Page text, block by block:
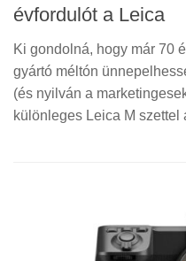
évfordulót a Leica
Ki gondolná, hogy már 70
gyártó méltón
(és nyilván a
különleges Leica M szettel